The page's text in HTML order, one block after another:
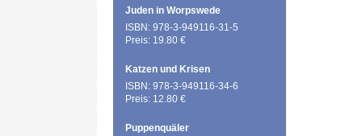
Juden in Worpswede
ISBN: 978-3-949116-31-5
Preis: 19.80 €
Katzen und Krisen
ISBN: 978-3-949116-34-6
Preis: 12.80 €
Puppenquäler